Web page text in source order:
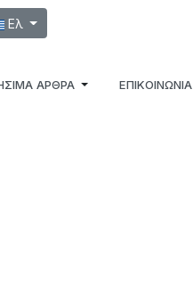
τη γλώσσα σας
Ελ
ΆΡΘΡΑ ΕΠΙΚΟΙΝΩΝΙΑ